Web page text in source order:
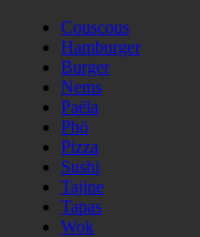
Couscous
Hamburger
Burger
Nems
Paëla
Phö
Pizza
Sushi
Tajine
Tapas
Wok